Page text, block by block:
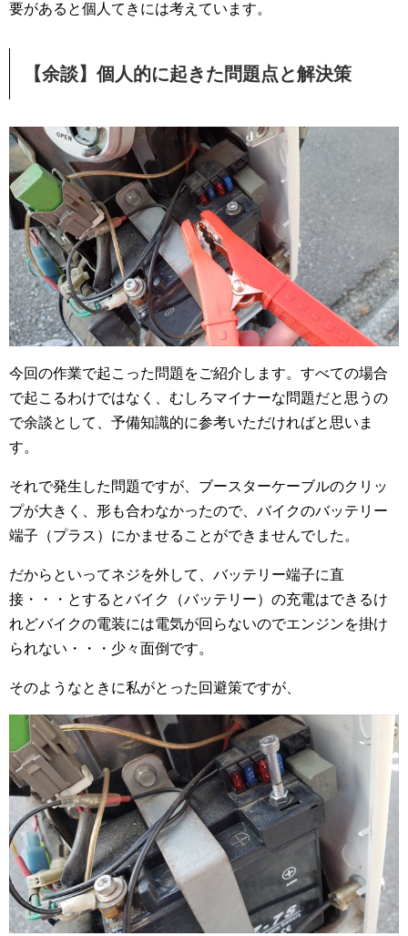
要があると個人てきには考えています。
【余談】個人的に起きた問題点と解決策
今回の作業で起こった問題をご紹介します。すべての場合
で起こるわけではなく、むしろマイナーな問題だと思うの
で余談として、予備知識的に参考いただければと思いま
す。
それで発生した問題ですが、ブースターケーブルのクリッ
プが大きく、形も合わなかったので、バイクのバッテリー
端子（プラス）にかませることができませんでした。
だからといってネジを外して、バッテリー端子に直
接・・・とするとバイク（バッテリー）の充電はできるけ
れどバイクの電装には電気が回らないのでエンジンを掛け
られない・・・少々面倒です。
そのようなときに私がとった回避策ですが、